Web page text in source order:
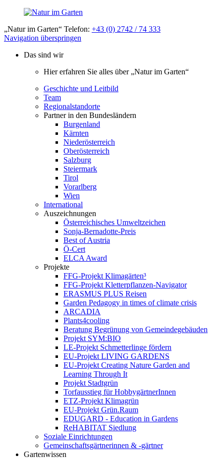
„Natur im Garten“ Telefon: +43 (0) 2742 / 74 333
Navigation überspringen
Das sind wir
Hier erfahren Sie alles über „Natur im Garten“
Geschichte und Leitbild
Team
Regionalstandorte
Partner in den Bundesländern
Burgenland
Kärnten
Niederösterreich
Oberösterreich
Salzburg
Steiermark
Tirol
Vorarlberg
Wien
International
Auszeichnungen
Österreichisches Umweltzeichen
Sonja-Bernadotte-Preis
Best of Austria
Ö-Cert
ELCA Award
Projekte
FFG-Projekt Klimagärten³
FFG-Projekt Kletterpflanzen-Navigator
ERASMUS PLUS Reisen
Garden Pedagogy in times of climate crisis
ARCADIA
Plants4cooling
Beratung Begrünung von Gemeindegebäuden
Projekt SYM:BIO
LE-Projekt Schmetterlinge fördern
EU-Projekt LIVING GARDENS
EU-Projekt Creating Nature Garden and
Learning Through It
Projekt Stadtgrün
Torfausstieg für HobbygärtnerInnen
ETZ-Projekt Klimagrün
EU-Projekt Grün.Raum
EDUGARD - Education in Gardens
ReHABITAT Siedlung
Soziale Einrichtungen
Gemeinschaftsgärtnerinnen & -gärtner
Gartenwissen